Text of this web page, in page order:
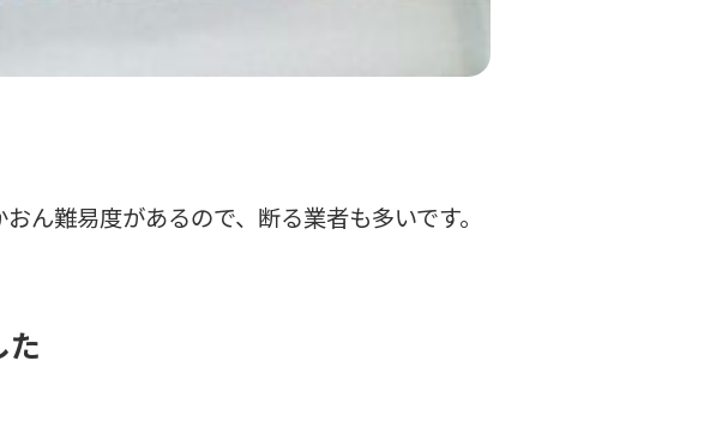
ん難易度があるので、断る業者も多いです。
た